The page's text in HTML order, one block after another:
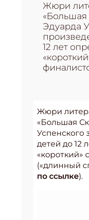
Жюри
«Большая
Эдуарда
12 лет
Жюри
«Большая
Успенского
детей до 12
«короткий»
(«длинный
по ссылке).